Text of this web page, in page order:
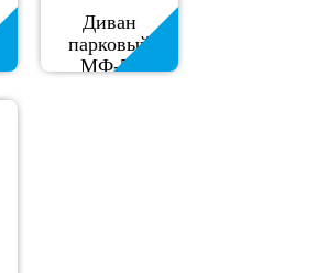
Диван
парковый
МФ-51